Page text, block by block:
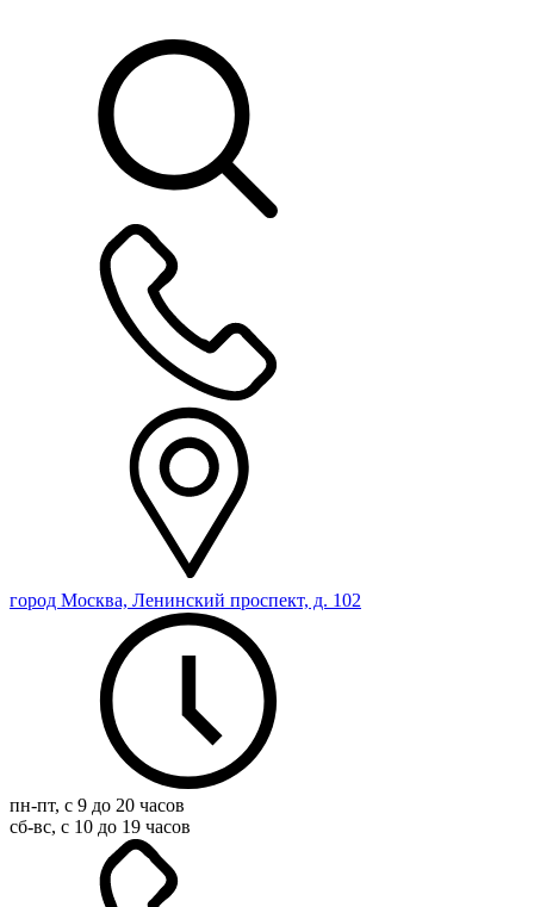
город Москва, Ленинский проспект, д. 102
пн-пт, с 9 до 20 часов
сб-вс, с 10 до 19 часов